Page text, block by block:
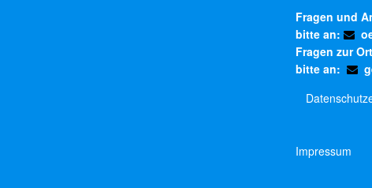
Fragen und
bitte an:
Fragen zur
bitte an:
Impressum